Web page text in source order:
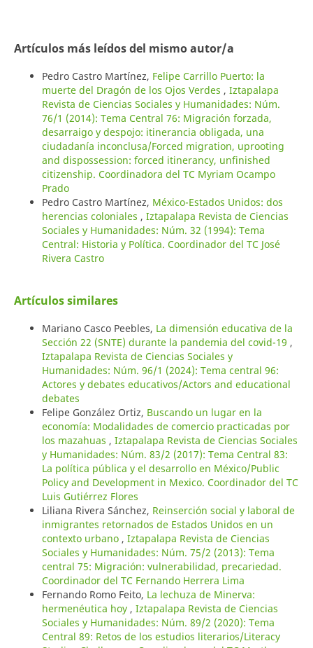
Artículos más leídos del mismo autor/a
Pedro Castro Martínez, Felipe Carrillo Puerto: la
muerte del Dragón de los Ojos Verdes , Iztapalapa
Revista de Ciencias Sociales y Humanidades: Núm.
76/1 (2014): Tema Central 76: Migración forzada,
desarraigo y despojo: itinerancia obligada, una
ciudadanía inconclusa/Forced migration, uprooting
and dispossession: forced itinerancy, unfinished
citizenship. Coordinadora del TC Myriam Ocampo
Prado
Pedro Castro Martínez, México-Estados Unidos: dos
herencias coloniales , Iztapalapa Revista de Ciencias
Sociales y Humanidades: Núm. 32 (1994): Tema
Central: Historia y Política. Coordinador del TC José
Rivera Castro
Artículos similares
Mariano Casco Peebles, La dimensión educativa de la
Sección 22 (SNTE) durante la pandemia del covid-19 ,
Iztapalapa Revista de Ciencias Sociales y
Humanidades: Núm. 96/1 (2024): Tema central 96:
Actores y debates educativos/Actors and educational
debates
Felipe González Ortiz, Buscando un lugar en la
economía: Modalidades de comercio practicadas por
los mazahuas , Iztapalapa Revista de Ciencias Sociales
y Humanidades: Núm. 83/2 (2017): Tema Central 83:
La política pública y el desarrollo en México/Public
Policy and Development in Mexico. Coordinador del TC
Luis Gutiérrez Flores
Liliana Rivera Sánchez, Reinserción social y laboral de
inmigrantes retornados de Estados Unidos en un
contexto urbano , Iztapalapa Revista de Ciencias
Sociales y Humanidades: Núm. 75/2 (2013): Tema
central 75: Migración: vulnerabilidad, precariedad.
Coordinador del TC Fernando Herrera Lima
Fernando Romo Feito, La lechuza de Minerva:
hermenéutica hoy , Iztapalapa Revista de Ciencias
Sociales y Humanidades: Núm. 89/2 (2020): Tema
Central 89: Retos de los estudios literarios/Literacy